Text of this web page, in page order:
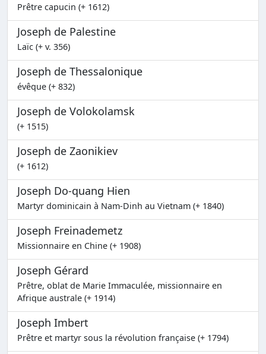
Prêtre capucin (+ 1612)
Joseph de Palestine
Laïc (+ v. 356)
Joseph de Thessalonique
évêque (+ 832)
Joseph de Volokolamsk
(+ 1515)
Joseph de Zaonikiev
(+ 1612)
Joseph Do-quang Hien
Martyr dominicain à Nam-Dinh au Vietnam (+ 1840)
Joseph Freinademetz
Missionnaire en Chine (+ 1908)
Joseph Gérard
Prêtre, oblat de Marie Immaculée, missionnaire en
Afrique australe (+ 1914)
Joseph Imbert
Prêtre et martyr sous la révolution française (+ 1794)